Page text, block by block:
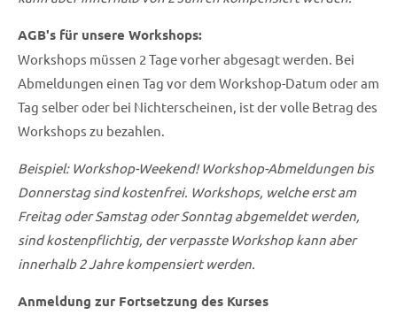
AGB's für unsere Workshops:
Workshops müssen 2 Tage vorher abgesagt werden. Bei
Abmeldungen einen Tag vor dem Workshop-Datum oder am
Tag selber oder bei Nichterscheinen, ist der volle Betrag des
Workshops zu bezahlen.
Beispiel: Workshop-Weekend! Workshop-Abmeldungen bis
Donnerstag sind kostenfrei. Workshops, welche erst am
Freitag oder Samstag oder Sonntag abgemeldet werden,
sind kostenpflichtig, der verpasste Workshop kann aber
innerhalb 2 Jahre kompensiert werden.
Anmeldung zur Fortsetzung des Kurses